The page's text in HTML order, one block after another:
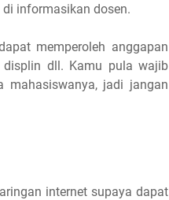
informasikan dosen.
memperoleh anggapan
dll. Kamu pula wajib
mahasiswanya, jadi jangan
internet supaya dapat